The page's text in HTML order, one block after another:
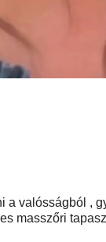
a valósságból ,
masszőri